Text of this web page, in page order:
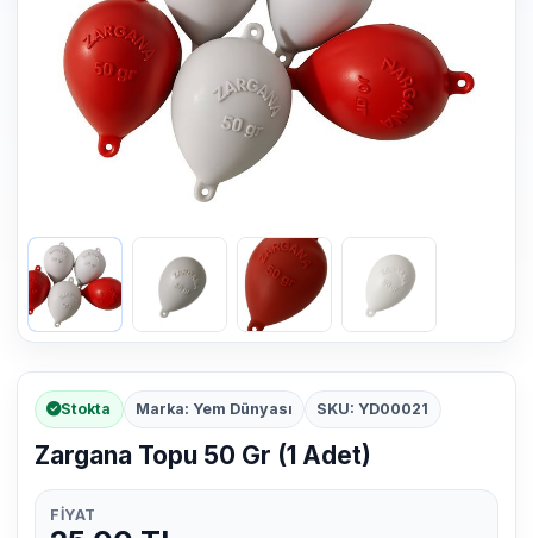
Stokta Marka: Yem Dünyası SKU: YD00021
Zargana Topu 50 Gr (1 Adet)
FIYAT